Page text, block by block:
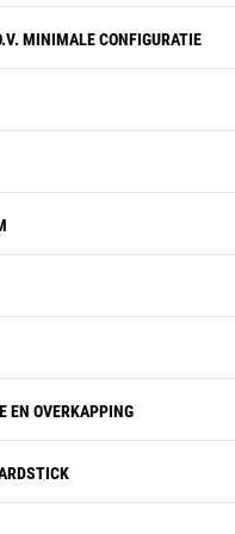
MINIMALE CONFIGURATIE
EN OVERKAPPING